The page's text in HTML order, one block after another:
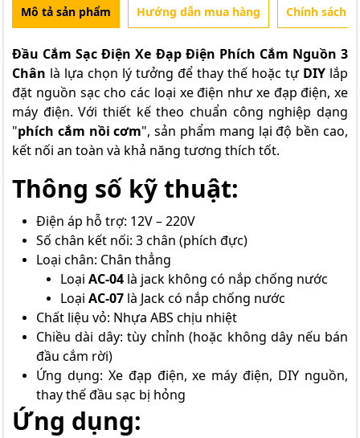
Mô tả sản phẩm Hướng dẫn mua hàng Chính sách
Đầu Cắm Sạc Điện Xe Đạp Điện Phích Cắm Nguồn 3
Chân là lựa chọn lý tưởng để thay thế hoặc tự DIY lắp
đặt nguồn sạc cho các loại xe điện như xe đạp điện, xe
máy điện. Với thiết kế theo chuẩn công nghiệp dạng
"phích cắm nồi cơm", sản phẩm mang lại độ bền cao,
kết nối an toàn và khả năng tương thích tốt.
Thông số kỹ thuật:
Điện áp hỗ trợ: 12V – 220V
Số chân kết nối: 3 chân (phích đực)
Loại chân: Chân thẳng
Loại AC-04 là jack không có nắp chống nước
Loại AC-07 là Jack có nắp chống nước
Chất liệu vỏ: Nhựa ABS chịu nhiệt
Chiều dài dây: tùy chỉnh (hoặc không dây nếu bán
đầu cắm rời)
Ứng dụng: Xe đạp điện, xe máy điện, DIY nguồn,
thay thế đầu sạc bị hỏng
Ứng dụng: